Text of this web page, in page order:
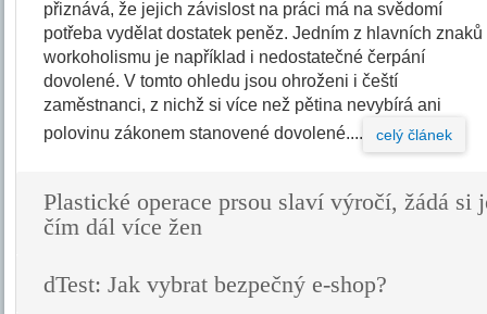
přiznává, že jejich závislost na práci má na svědomí
potřeba vydělat dostatek peněz. Jedním z hlavních znaků
workoholismu je například i nedostatečné čerpání
dovolené. V tomto ohledu jsou ohroženi i čeští
zaměstnanci, z nichž si více než pětina nevybírá ani
polovinu zákonem stanovené dovolené....
celý článek
Plastické operace prsou slaví výročí, žádá si
čím dál více žen
dTest: Jak vybrat bezpečný e-shop?